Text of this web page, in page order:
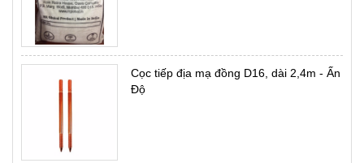
Cọc tiếp địa mạ đồng D16, dài 2,4m - Ấn
Độ